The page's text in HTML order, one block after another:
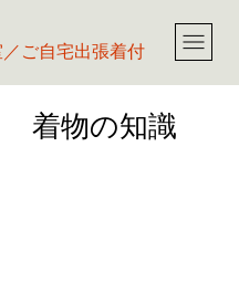
ご自宅出張着付
着物の知識